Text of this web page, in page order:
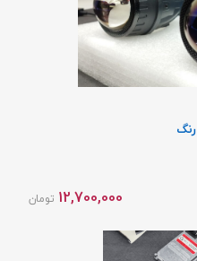
12,700,000 تومان